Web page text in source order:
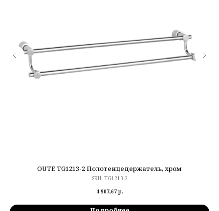
OUTE TG1213-2 Полотенцедержатель, хром
SKU: TG1213-2
4 907,67 р.